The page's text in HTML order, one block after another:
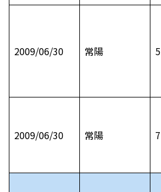
2009/06/30 常陽 5
2009/06/30 常陽 7